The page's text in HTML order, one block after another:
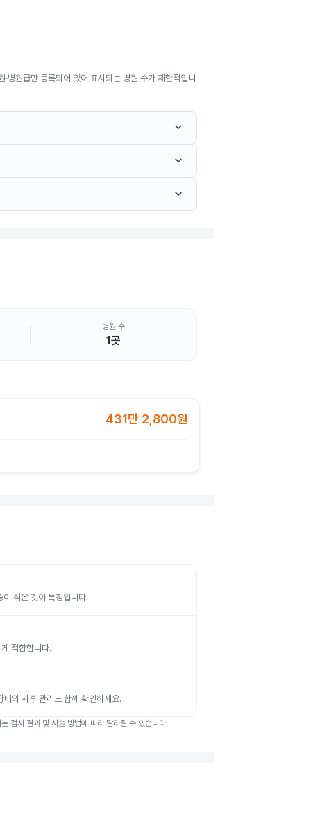
병원급만 등록되어 있어 표시되는 병원 수가 제한적입니
keyboard_arrow_down
keyboard_arrow_down
keyboard_arrow_down
병원 수
1곳
431만 2,800원
이 적은 것이 특징입니다.
적합합니다.
와 사후 관리도 함께 확인하세요.
검사 결과 및 시술 방법에 따라 달라질 수 있습니다.